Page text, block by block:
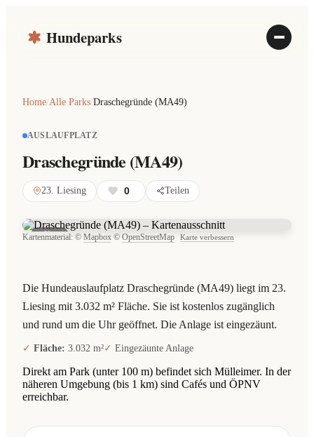
Hundeparks
Home/Alle Parks/Draschegründe (MA49)
AUSLAUFPLATZ
Draschegründe (MA49)
23. Liesing 0 Teilen
Die Hundeauslaufplatz Draschegründe (MA49) liegt im 23.
Liesing mit 3.032 m² Fläche. Sie ist kostenlos zugänglich
und rund um die Uhr geöffnet. Die Anlage ist eingezäunt.
Fläche: 3.032 m² Eingezäunte Anlage
Direkt am Park (unter 100 m) befindet sich Mülleimer. In der
näheren Umgebung (bis 1 km) sind Cafés und ÖPNV
erreichbar.
Karte
Kartenmaterial: © Mapbox © OpenStreetMap Karte verbessern